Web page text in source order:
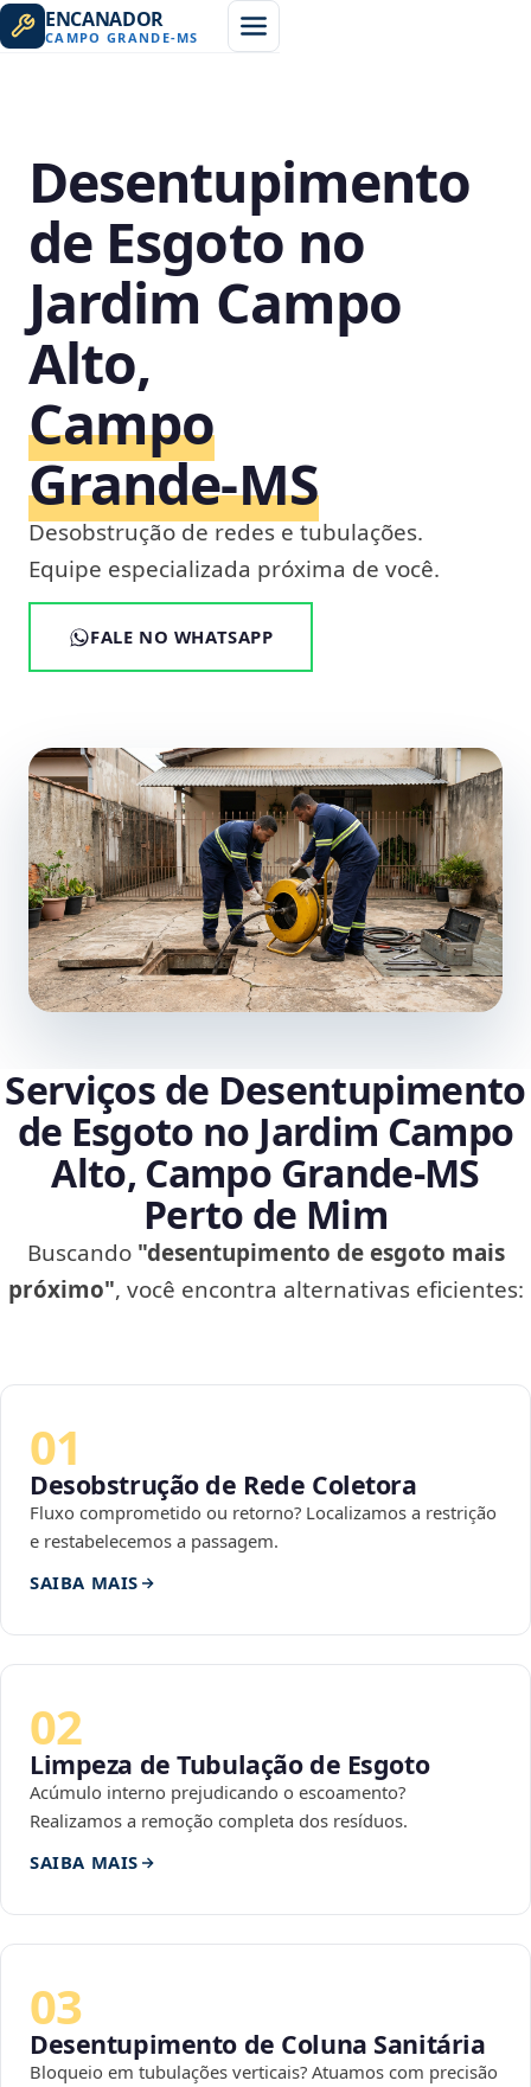
ENCANADOR
CAMPO GRANDE-MS
Desentupimento
de Esgoto no
Jardim Campo
Alto,
Campo
Grande‑MS
Desobstrução de redes e tubulações.
Equipe especializada próxima de você.
FALE NO WHATSAPP
Serviços de Desentupimento
de Esgoto no Jardim Campo
Alto, Campo Grande‑MS
Perto de Mim
Buscando "desentupimento de esgoto mais
próximo", você encontra alternativas eficientes:
01
Desobstrução de Rede Coletora
Fluxo comprometido ou retorno? Localizamos a restrição
e restabelecemos a passagem.
SAIBA MAIS
02
Limpeza de Tubulação de Esgoto
Acúmulo interno prejudicando o escoamento?
Realizamos a remoção completa dos resíduos.
SAIBA MAIS
03
Desentupimento de Coluna Sanitária
Bloqueio em tubulações verticais? Atuamos com precisão